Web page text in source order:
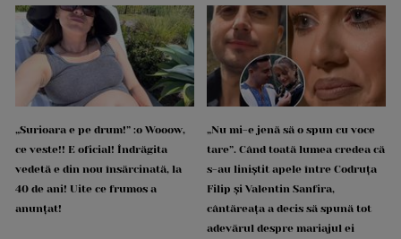
„Surioara e pe drum!” :o Wooow,
ce veste!! E oficial! Îndrăgita
vedetă e din nou însărcinată, la
40 de ani! Uite ce frumos a
anunțat!
„Nu mi-e jenă să o spun cu voce
tare”. Când toată lumea credea că
s-au liniștit apele între Codruța
Filip și Valentin Sanfira,
cântăreața a decis să spună tot
adevărul despre mariajul ei